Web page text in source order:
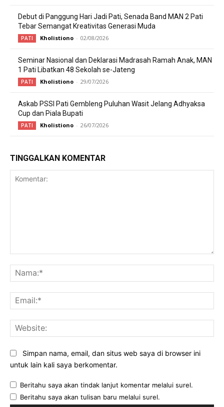
Debut di Panggung Hari Jadi Pati, Senada Band MAN 2 Pati
Tebar Semangat Kreativitas Generasi Muda
PATI Kholistiono - 02/08/2026
Seminar Nasional dan Deklarasi Madrasah Ramah Anak, MAN
1 Pati Libatkan 48 Sekolah se-Jateng
PATI Kholistiono - 29/07/2026
Askab PSSI Pati Gembleng Puluhan Wasit Jelang Adhyaksa
Cup dan Piala Bupati
PATI Kholistiono - 26/07/2026
TINGGALKAN KOMENTAR
Simpan nama, email, dan situs web saya di browser ini
untuk lain kali saya berkomentar.
Beritahu saya akan tindak lanjut komentar melalui surel.
Beritahu saya akan tulisan baru melalui surel.